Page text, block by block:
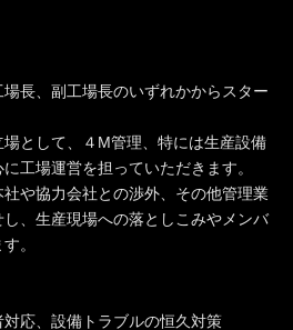
長、副工場長のいずれかからスター
として、４M管理、特には生産設備
工場運営を担っていただきます。
や協力会社との渉外、その他管理業
、生産現場への落としこみやメンバ
。
対応、設備トラブルの恒久対策